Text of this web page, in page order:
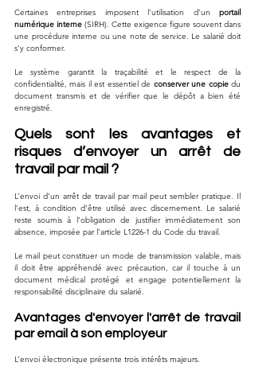
Certaines entreprises imposent l’utilisation d’un portail
numérique interne (SIRH). Cette exigence figure souvent dans
une procédure interne ou une note de service. Le salarié doit
s’y conformer.
Le système garantit la traçabilité et le respect de la
confidentialité, mais il est essentiel de conserver une copie du
document transmis et de vérifier que le dépôt a bien été
enregistré.
Quels sont les avantages et
risques d’envoyer un arrêt de
travail par mail ?
L’envoi d’un arrêt de travail par mail peut sembler pratique. Il
l’est, à condition d’être utilisé avec discernement. Le salarié
reste soumis à l’obligation de justifier immédiatement son
absence, imposée par l’article L1226-1 du Code du travail.
Le mail peut constituer un mode de transmission valable, mais
il doit être appréhendé avec précaution, car il touche à un
document médical protégé et engage potentiellement la
responsabilité disciplinaire du salarié.
Avantages d'envoyer l'arrêt de travail
par email à son employeur
L’envoi électronique présente trois intérêts majeurs.